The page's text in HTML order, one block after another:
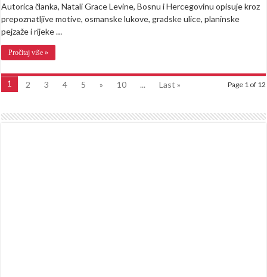
Autorica članka, Natali Grace Levine, Bosnu i Hercegovinu opisuje kroz
prepoznatljive motive, osmanske lukove, gradske ulice, planinske
pejzaže i rijeke …
Pročitaj više »
Page 1 of 12
1 2 3 4 5 » 10 ... Last »